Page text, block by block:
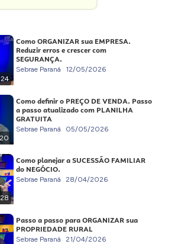
Como ORGANIZAR sua EMPRESA.
Reduzir erros e crescer com
SEGURANÇA.
Sebrae Paraná 12/05/2026
Como definir o PREÇO DE VENDA. Passo
a passo atualizado com PLANILHA
GRATUITA
Sebrae Paraná 05/05/2026
Como planejar a SUCESSÃO FAMILIAR
do NEGÓCIO.
Sebrae Paraná 28/04/2026
Passo a passo para ORGANIZAR sua
PROPRIEDADE RURAL
Sebrae Paraná 21/04/2026